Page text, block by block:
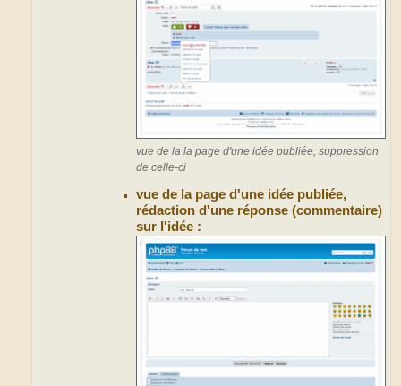
vue de la la page d'une idée publiée, suppression
de celle-ci
vue de la page d'une idée publiée,
rédaction d'une réponse (commentaire)
sur l'idée :